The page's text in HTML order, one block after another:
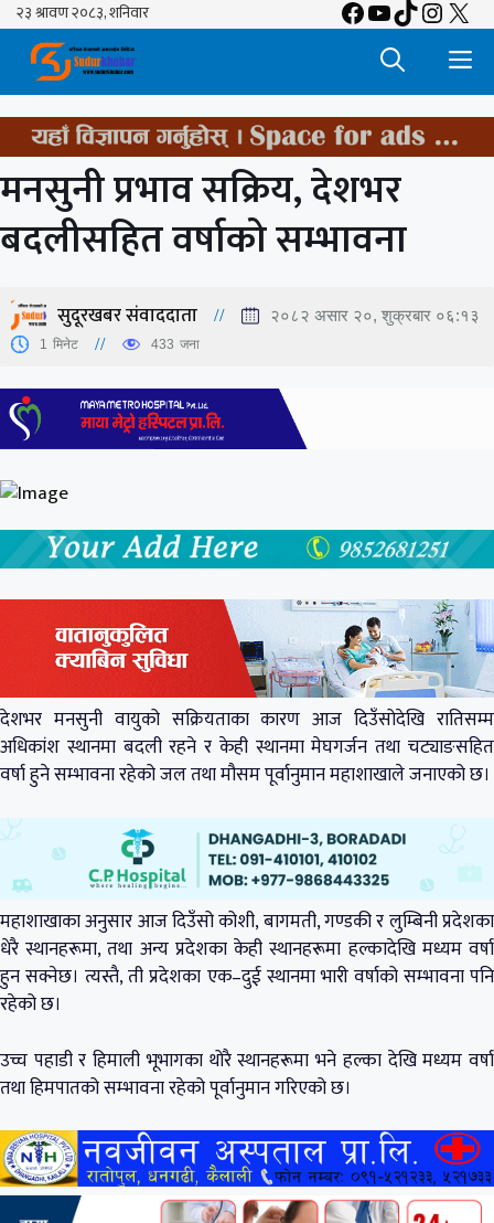
Skip
content
Facebook
YouTube
TikTok
X
मनसुनी प्रभाव सक्रिय, देशभर
बदलीसहित वर्षाको सम्भावना
सुदूरखबर संवाददाता २०८२ असार २०, शुक्रबार ०६:१३
1 मिनेट 433 जना
देशभर मनसुनी वायुको सक्रियताका कारण आज दिउँसोदेखि रातिसम्म
अधिकांश स्थानमा बदली रहने र केही स्थानमा मेघगर्जन तथा चट्याङसहित
वर्षा हुने सम्भावना रहेको जल तथा मौसम पूर्वानुमान महाशाखाले जनाएको छ।
महाशाखाका अनुसार आज दिउँसो कोशी, बागमती, गण्डकी र लुम्बिनी प्रदेशका
धेरै स्थानहरूमा, तथा अन्य प्रदेशका केही स्थानहरूमा हल्कादेखि मध्यम वर्षा
हुन सक्नेछ। त्यस्तै, ती प्रदेशका एक–दुई स्थानमा भारी वर्षाको सम्भावना पनि
रहेको छ।
उच्च पहाडी र हिमाली भूभागका थोरै स्थानहरूमा भने हल्का देखि मध्यम वर्षा
तथा हिमपातको सम्भावना रहेको पूर्वानुमान गरिएको छ।